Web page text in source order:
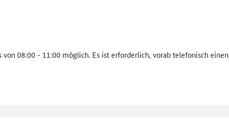
08:00 - 11:00 möglich. Es ist erforderlich, vorab telefonisch einen